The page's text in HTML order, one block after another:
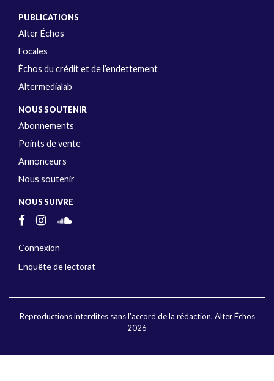
PUBLICATIONS
Alter Échos
Focales
Échos du crédit et de l’endettement
Altermedialab
NOUS SOUTENIR
Abonnements
Points de vente
Annonceurs
Nous soutenir
NOUS SUIVRE
Connexion
Enquête de lectorat
Reproductions interdites sans l'accord de la rédaction. Alter Échos
2026